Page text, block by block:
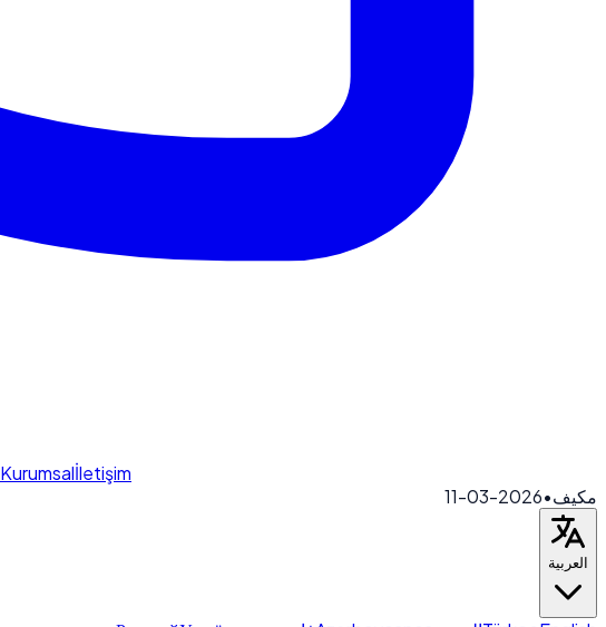
Kurumsalİletişim
مكيف•
2026-03-11
العربية